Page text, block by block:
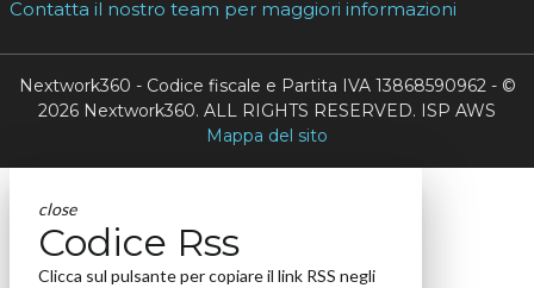
Contatta il nostro team per maggiori informazioni
Nextwork360 - Codice fiscale e Partita IVA 13868590962 - ©
2026 Nextwork360. ALL RIGHTS RESERVED. ISP AWS
Mappa del sito
close
Codice Rss
Clicca sul pulsante per copiare il link RSS negli